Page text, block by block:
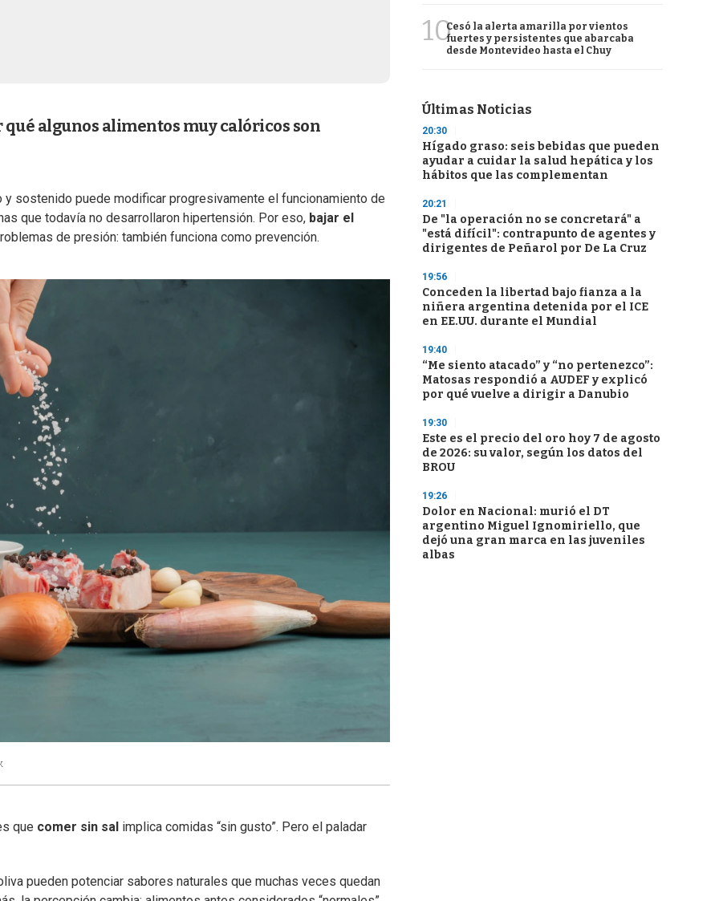
qué algunos alimentos muy calóricos son
y sostenido puede modificar progresivamente el funcionamiento de
que todavía no desarrollaron hipertensión. Por eso, bajar el
de presión: también funciona como prevención.
que comer sin sal implica comidas “sin gusto”. Pero el paladar
pueden potenciar sabores naturales que muchas veces quedan
10Cesó la alerta amarilla por vientos
fuertes y persistentes que abarcaba
desde Montevideo hasta el Chuy
Últimas Noticias
20:30
Hígado graso: seis bebidas que pueden
ayudar a cuidar la salud hepática y los
hábitos que las complementan
20:21
De "la operación no se concretará" a
"está difícil": contrapunto de agentes y
dirigentes de Peñarol por De La Cruz
19:56
Conceden la libertad bajo fianza a la
niñera argentina detenida por el ICE
en EE.UU. durante el Mundial
19:40
“Me siento atacado” y “no pertenezco”:
Matosas respondió a AUDEF y explicó
por qué vuelve a dirigir a Danubio
19:30
Este es el precio del oro hoy 7 de agosto
de 2026: su valor, según los datos del
BROU
19:26
Dolor en Nacional: murió el DT
argentino Miguel Ignomiriello, que
dejó una gran marca en las juveniles
albas